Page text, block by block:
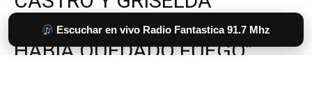
Escuchar en vivo Radio Fantastica 91.7 Mhz